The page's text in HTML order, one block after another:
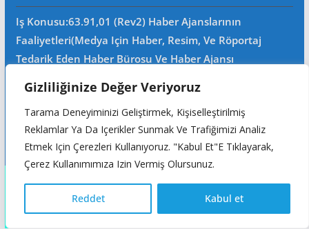
Gizliliğinize Değer Veriyoruz
Tarama Deneyiminizi Geliştirmek, Kişiselleştirilmiş
Reklamlar Ya Da Içerikler Sunmak Ve Trafiğimizi Analiz
Etmek Için Çerezleri Kullanıyoruz. "Kabul Et"e Tıklayarak,
Çerez Kullanımımıza Izin Vermiş Olursunuz.
Reddet Kabul et
Iş Konusu:63.91,01 (Rev2) Haber Ajanslarının
Faaliyetleri(Medya Için Haber, Resim, Ve Röportaj
Tedarik Eden Haber Bürosu Ve Haber Ajansı
Filimcilik, Yayıncılık, Prodöktörlük, Reklamcılık Işleri Ile
Ana Sözleşmede Yazılı Olan Diğer Işleri Yapar.
Mersis No: 0105002748700015
Türkçe